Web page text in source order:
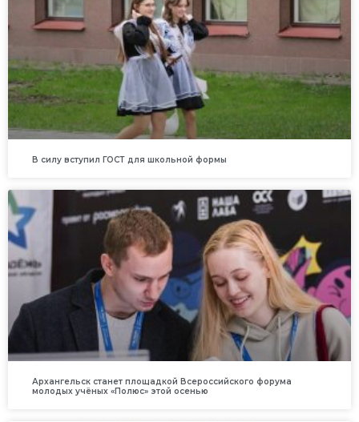
В силу вступил ГОСТ для школьной формы
Архангельск станет площадкой Всероссийского форума
молодых учёных «Полюс» этой осенью